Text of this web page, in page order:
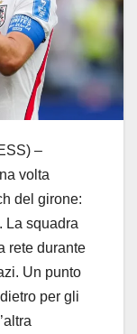
–
volta
del girone:
La squadra
rete durante
Un punto
per gli